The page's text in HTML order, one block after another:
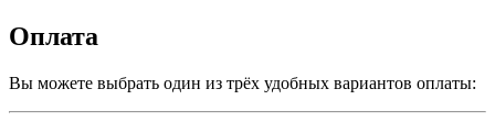
Оплата
Вы можете выбрать один из трёх удобных вариантов оплаты: